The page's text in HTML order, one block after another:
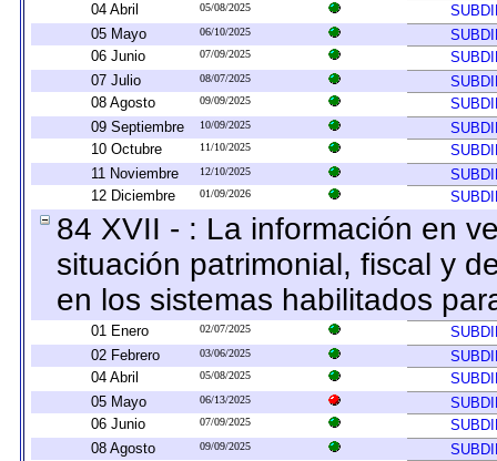
04 Abril
05/08/2025
05 Mayo
06/10/2025
06 Junio
07/09/2025
07 Julio
08/07/2025
08 Agosto
09/09/2025
09 Septiembre
10/09/2025
10 Octubre
11/10/2025
11 Noviembre
12/10/2025
12 Diciembre
01/09/2026
84 XVII - : La información en
situación patrimonial, fiscal y
en los sistemas habilitados
01 Enero 02/07/2025
02 Febrero
03/06/2025
04 Abril
05/08/2025
05 Mayo
06/13/2025
06 Junio
07/09/2025
08 Agosto
09/09/2025